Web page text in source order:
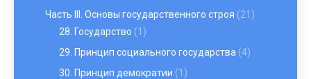
Часть III. Основы государственного строя (21)
28. Государство (1)
29. Принцип социального государства (4)
30. Принцип демократии (1)